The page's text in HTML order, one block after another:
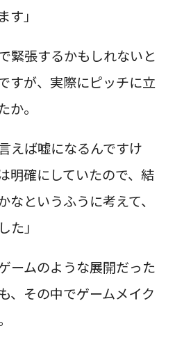
す」
張するかもしれないと
すが、実際にピッチに立
か。
えば嘘になるんですけ
明確にしていたので、結
なというふうに考えて、
た」
ムのような展開だった
、その中でゲームメイク